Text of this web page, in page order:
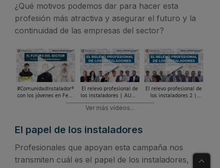
¿Qué motivos podemos dar para hacer esta
profesión más atractiva y asegurar el futuro y la
continuidad de las empresas del sector?
#ComunidadInstalador®
con los jóvenes en Feria
El relevo profesional de
los instaladores | AUNA
PARTNER DAY MADRID
2023
El relevo profesional de
los instaladores 2 |
AUNA PARTNER DAY
Ver más vídeos...
El papel de los instaladores
Profesionales que apoyan esta campaña nos
transmiten cuál es el papel de los instaladores,